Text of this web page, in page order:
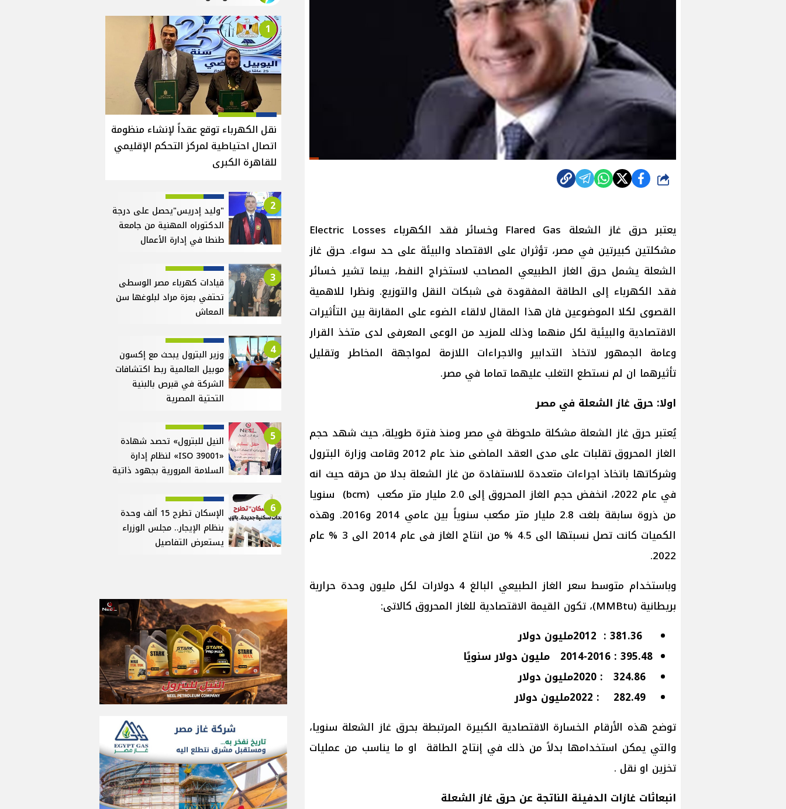
شارك
يعتبر حرق غاز الشعلة Flared Gas وخسائر فقد الكهرباء Electric Losses
مشكلتين كبيرتين في مصر، تؤثران على الاقتصاد والبيئة على حد سواء. حرق غاز
الشعلة يشمل حرق الغاز الطبيعي المصاحب لاستخراج النفط، بينما تشير خسائر
فقد الكهرباء إلى الطاقة المفقودة فى شبكات النقل والتوزيع. ونظرا للاهمية
القصوى لكلا الموضوعين فان هذا المقال لالقاء الضوء على المقارنة بين التأثيرات
الاقتصادية والبيئية لكل منهما وذلك للمزيد من الوعى المعرفى لدى متخذ القرار
وعامة الجمهور لاتخاذ التدابير والاجراءات اللازمة لمواجهة المخاطر وتقليل
تأثيرهما ان لم نستطع التغلب عليهما تماما في مصر.
اولا: حرق غاز الشعلة في مصر
يُعتبر حرق غاز الشعلة مشكلة ملحوظة في مصر ومنذ فترة طويلة، حيث شهد حجم
الغاز المحروق تقلبات على مدى العقد الماضى منذ عام 2012 وقامت وزارة البترول
وشركاتها باتخاذ اجراءات متعددة للاستفادة من غاز الشعلة بدلا من حرقه حيث انه
في عام 2022، انخفض حجم الغاز المحروق إلى 2.0 مليار متر مكعب (bcm) سنويا
من ذروة سابقة بلغت 2.8 مليار متر مكعب سنوياً بين عامي 2014 و2016. وهذه
الكميات كانت تصل نسبتها الى 4.5 % من انتاج الغاز فى عام 2014 الى 3 % عام
2022.
وباستخدام متوسط سعر الغاز الطبيعي البالغ 4 دولارات لكل مليون وحدة حرارية
بريطانية (MMBtu)، تكون القيمة الاقتصادية للغاز المحروق كالاتى:
395.48
: 2014-2016
مليون دولار سنويًا
توضح هذه الأرقام الخسارة الاقتصادية الكبيرة المرتبطة بحرق غاز الشعلة سنويا،
والتي يمكن استخدامها بدلاً من ذلك في إنتاج الطاقة او ما يناسب من عمليات
تخزين او نقل .
انبعاثات غازات الدفيئة الناتجة عن حرق غاز الشعلة
1
نقل الكهرباء توقع عقداً لإنشاء منظومة
اتصال احتياطية لمركز التحكم الإقليمي
للقاهرة الكبرى
2
"وليد إدريس"يحصل على درجة
الدكتوراه المهنية من جامعة
طنطا في إدارة الأعمال
3
قيادات كهرباء مصر الوسطى
تحتفي بعزة مراد لبلوغها سن
المعاش
4
وزير البترول يبحث مع إكسون
موبيل العالمية ربط اكتشافات
الشركة في قبرص بالبنية
التحتية المصرية
5
النيل للبترول» تحصد شهادة
«ISO 39001» لنظام إدارة
السلامة المرورية بجهود ذاتية
6
الإسكان تطرح 15 ألف وحدة
بنظام الإيجار.. مجلس الوزراء
يستعرض التفاصيل